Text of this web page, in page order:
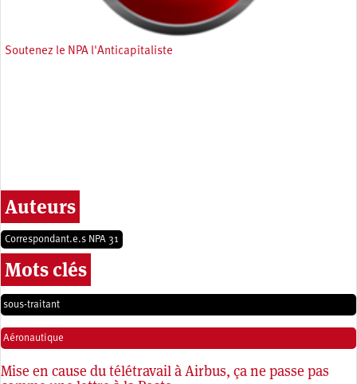
Soutenez le NPA l'Anticapitaliste
Auteurs
Correspondant.e.s NPA 31
Mots clés
sous-traitant
Aéronautique
Mise en cause du télétravail à Airbus, ça ne passe pas